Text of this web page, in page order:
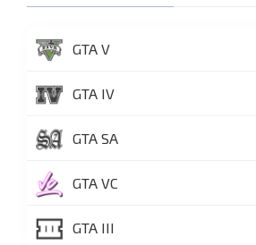
GTA V
GTA IV
GTA SA
GTA VC
GTA III